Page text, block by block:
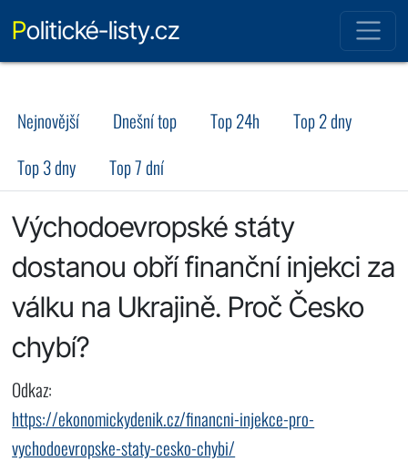
Politické-listy.cz
Nejnovější Dnešní top Top 24h
Top 2 dny
Top 3 dny
Top 7 dní
Východoevropské státy
dostanou obří finanční injekci za
válku na Ukrajině. Proč Česko
chybí?
Odkaz:
https://ekonomickydenik.cz/financni-injekce-pro-
vychodoevropske-staty-cesko-chybi/